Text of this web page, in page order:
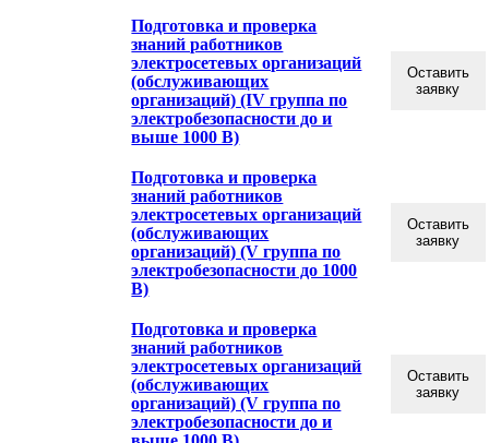
Подготовка и проверка
знаний работников
электросетевых организаций
(обслуживающих
организаций) (IV группа по
электробезопасности до и
выше 1000 В)
Оставить
заявку
Подготовка и проверка
знаний работников
электросетевых организаций
(обслуживающих
организаций) (V группа по
электробезопасности до 1000
В)
Оставить
заявку
Подготовка и проверка
знаний работников
электросетевых организаций
(обслуживающих
организаций) (V группа по
электробезопасности до и
Оставить
заявку